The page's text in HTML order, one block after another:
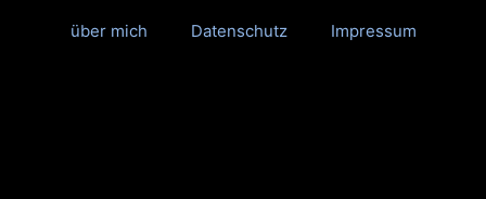
über mich Datenschutz Impressum